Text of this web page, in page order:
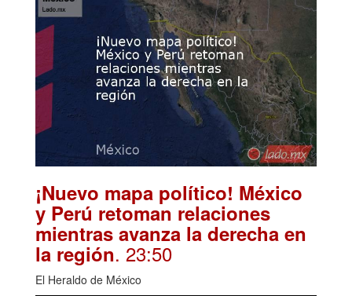
¡Nuevo mapa político! México
y Perú retoman relaciones
mientras avanza la derecha en
la región. 23:50
El Heraldo de México